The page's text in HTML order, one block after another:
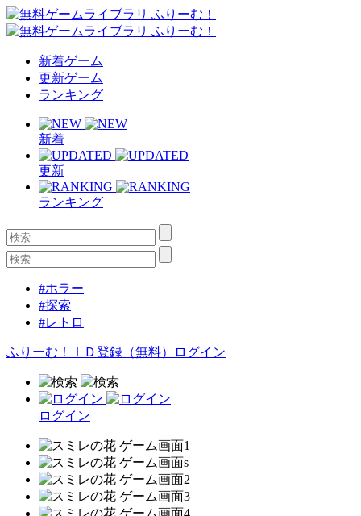
新着ゲーム
更新ゲーム
ランキング
新着
更新
ランキング
#ホラー
#探索
#レトロ
ふりーむ！ＩＤ登録（無料） ログイン
ログイン